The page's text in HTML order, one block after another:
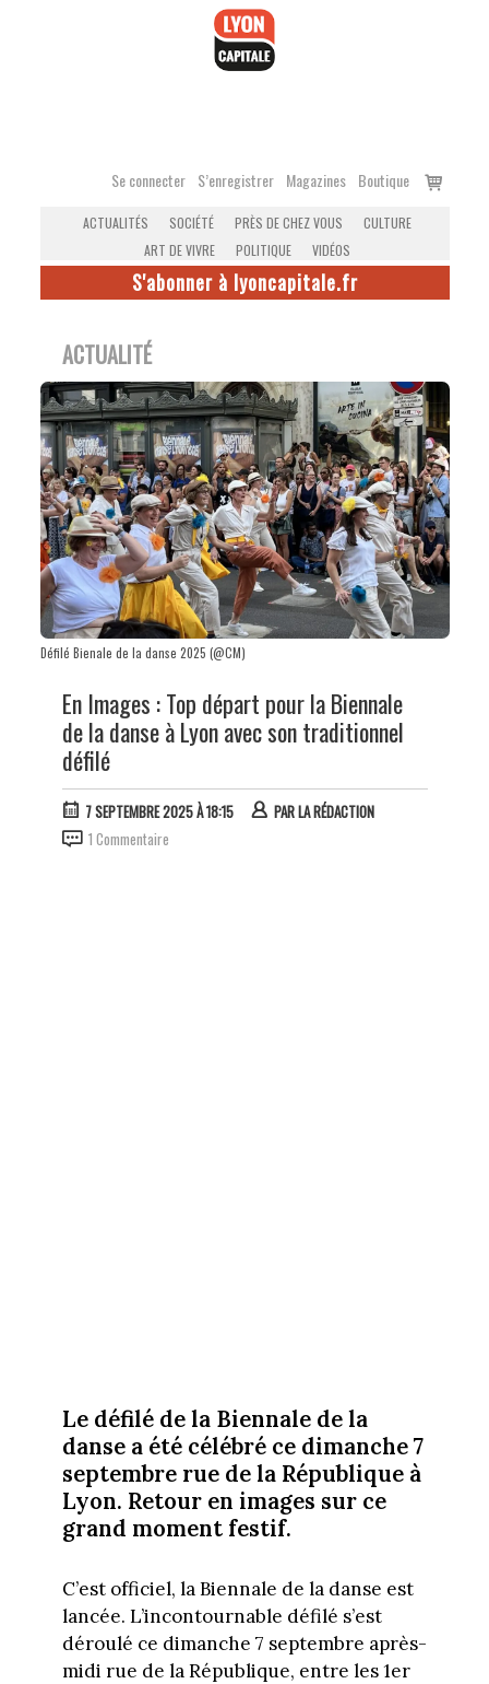
Se connecter S’enregistrer Magazines Boutique
Voir
ACTUALITÉS SOCIÉTÉ PRÈS DE CHEZ VOUS
CULTURE
ART DE VIVRE
POLITIQUE VIDÉOS
S'abonner à lyoncapitale.fr
ACTUALITÉ
Défilé Bienale de la danse 2025 (@CM)
En Images : Top départ pour la Biennale
de la danse à Lyon avec son traditionnel
défilé
7 SEPTEMBRE 2025 À 18:15 PARLA RÉDACTION
1 Commentaire
Le défilé de la Biennale de la
danse a été célébré ce dimanche 7
septembre rue de la République à
Lyon. Retour en images sur ce
grand moment festif.
C’est officiel, la Biennale de la danse est
lancée. L’incontournable défilé s’est
déroulé ce dimanche 7 septembre après-
midi rue de la République, entre les 1er